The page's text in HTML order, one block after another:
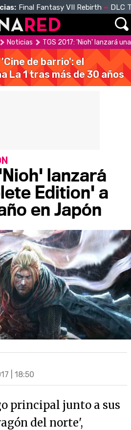
Final Fantasy VII Rebirth DLC
Noticias TGS 2017: 'Nioh' lanzará
de barrio': el
La 1 tras más de 30 años
lanzará
Edition' a
en Japón
| 18:50
principal junto a sus
del norte',